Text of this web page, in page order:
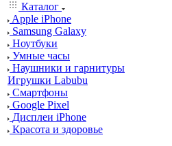
Каталог
Apple iPhone
Samsung Galaxy
Ноутбуки
Умные часы
Наушники и гарнитуры
Игрушки Labubu
Смартфоны
Google Pixel
Дисплеи iPhone
Красота и здоровье